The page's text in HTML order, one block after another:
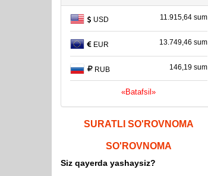
USD 11.915,64 sum
EUR 13.749,46 sum
RUB 146,19 sum
«Batafsil»
SURATLI SO'ROVNOMA
SO'ROVNOMA
Siz qayerda yashaysiz?